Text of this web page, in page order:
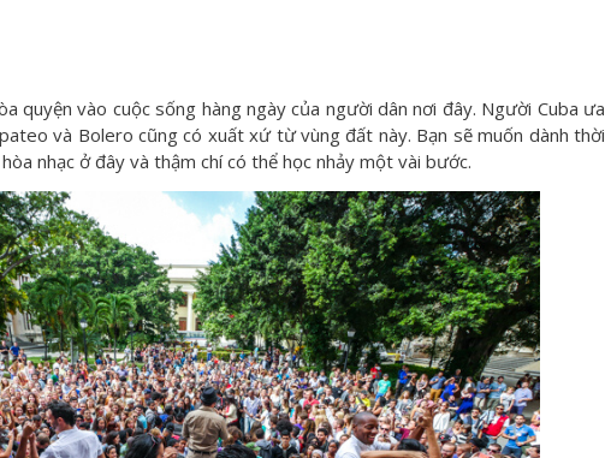
quyện vào cuộc sống hàng ngày của người dân nơi đây. Người Cuba ưa
và Bolero cũng có xuất xứ từ vùng đất này. Bạn sẽ muốn dành thời
nhạc ở đây và thậm chí có thể học nhảy một vài bước.